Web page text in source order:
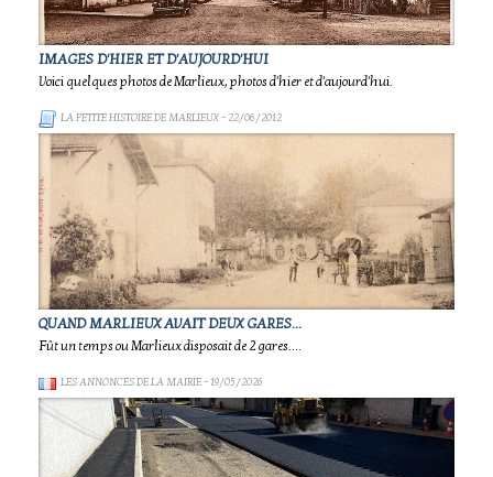
IMAGES D'HIER ET D'AUJOURD'HUI
Voici quelques photos de Marlieux, photos d'hier et d'aujourd'hui.
LA PETITE HISTOIRE DE MARLIEUX- 22/06/2012
QUAND MARLIEUX AVAIT DEUX GARES...
Fût un temps ou Marlieux disposait de 2 gares....
LES ANNONCES DE LA MAIRIE- 19/05/2026